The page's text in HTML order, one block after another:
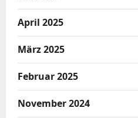
April 2025
März 2025
Februar 2025
November 2024